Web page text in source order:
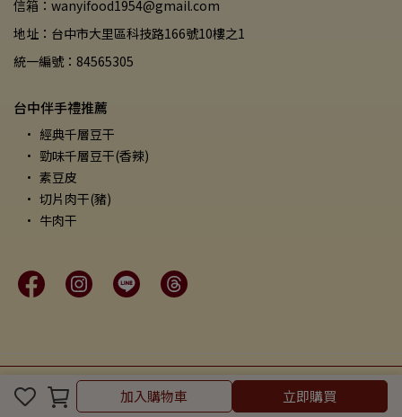
加入購物車 立即購買
信箱：wanyifood1954@gmail.com
地址：台中市大里區科技路166號10樓之1
統一編號：84565305
台中伴手禮推薦
經典千層豆干
勁味千層豆干(香辣)
素豆皮
切片肉干(豬)
牛肉干
Copyright © 萬益食品 All Rights Reserved. Designed by